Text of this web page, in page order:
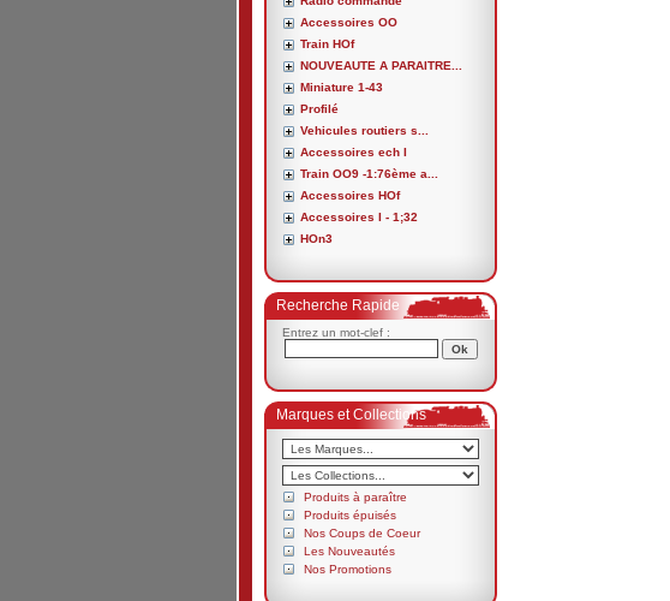
Accessoires OO
Train HOf
NOUVEAUTE A PARAITRE...
Miniature 1-43
Profilé
Vehicules routiers s...
Accessoires ech I
Train OO9 -1:76ème a...
Accessoires HOf
Accessoires I - 1;32
HOn3
Recherche Rapide
Entrez un mot-clef :
Marques et Collections
Produits à paraître
Produits épuisés
Nos Coups de Coeur
Les Nouveautés
Nos Promotions